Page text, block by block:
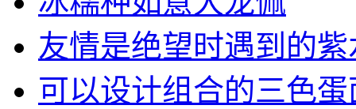
友情是绝望时遇到的紫
可以设计组合的三色蛋